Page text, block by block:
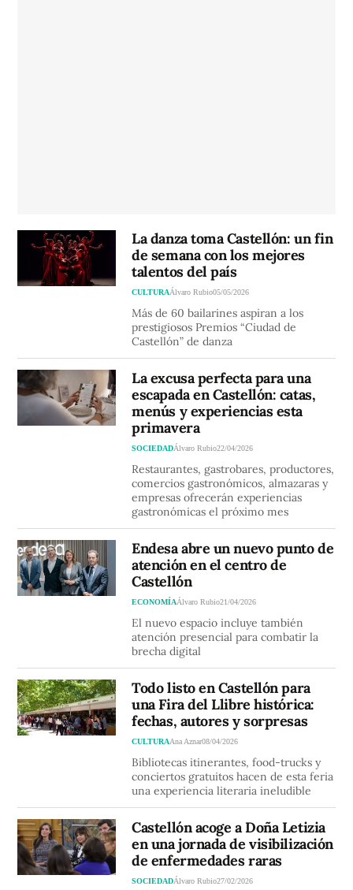
La danza toma Castellón: un fin
de semana con los mejores
talentos del país
CULTURAÁlvaro Rubio05/05/2026
Más de 60 bailarines aspiran a los
prestigiosos Premios “Ciudad de
Castellón” de danza
La excusa perfecta para una
escapada en Castellón: catas,
menús y experiencias esta
primavera
SOCIEDADÁlvaro Rubio22/04/2026
Restaurantes, gastrobares, productores,
comercios gastronómicos, almazaras y
empresas ofrecerán experiencias
gastronómicas el próximo mes
Endesa abre un nuevo punto de
atención en el centro de
Castellón
ECONOMÍAÁlvaro Rubio21/04/2026
El nuevo espacio incluye también
atención presencial para combatir la
brecha digital
Todo listo en Castellón para
una Fira del Llibre histórica:
fechas, autores y sorpresas
CULTURAAna Aznar08/04/2026
Bibliotecas itinerantes, food-trucks y
conciertos gratuitos hacen de esta feria
una experiencia literaria ineludible
Castellón acoge a Doña Letizia
en una jornada de visibilización
de enfermedades raras
SOCIEDADÁlvaro Rubio27/02/2026